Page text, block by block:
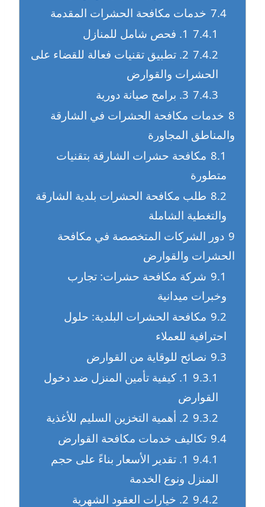
7.4 خدمات مكافحة الحشرات المقدمة
7.4.1 1. فحص شامل للمنازل
7.4.2
2. تطبيق تقنيات فعالة للقضاء على
الحشرات والقوارض
7.4.3 3. برامج صيانة دورية
8 خدمات مكافحة الحشرات في الشارقة
والمناطق المجاورة
8.1 مكافحة حشرات الشارقة بتقنيات
متطورة
8.2 طلب مكافحة الحشرات بلدية الشارقة
والتغطية الشاملة
9 دور الشركات المتخصصة في مكافحة
الحشرات والقوارض
9.1 شركة مكافحة حشرات: تجارب
وخبرات ميدانية
9.2 مكافحة الحشرات البلدية: حلول
احترافية للعملاء
9.3 نصائح للوقاية من القوارض
9.3.1
1. كيفية تأمين المنزل ضد دخول
القوارض
9.3.2 2. أهمية التخزين السليم للأغذية
9.4 تكاليف خدمات مكافحة القوارض
9.4.1
1. تقدير الأسعار بناءً على حجم
المنزل ونوع الخدمة
9.4.2
2. خيارات العقود الشهرية